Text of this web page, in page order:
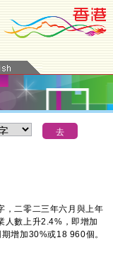
二零二三年六月與上年
人數上升2.4%，即增加
增加30%或18 960個。